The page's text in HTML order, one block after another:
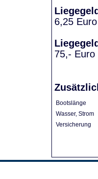
6,25
75,- Euro
Bootslänge
Wasser, Strom
Versicherung